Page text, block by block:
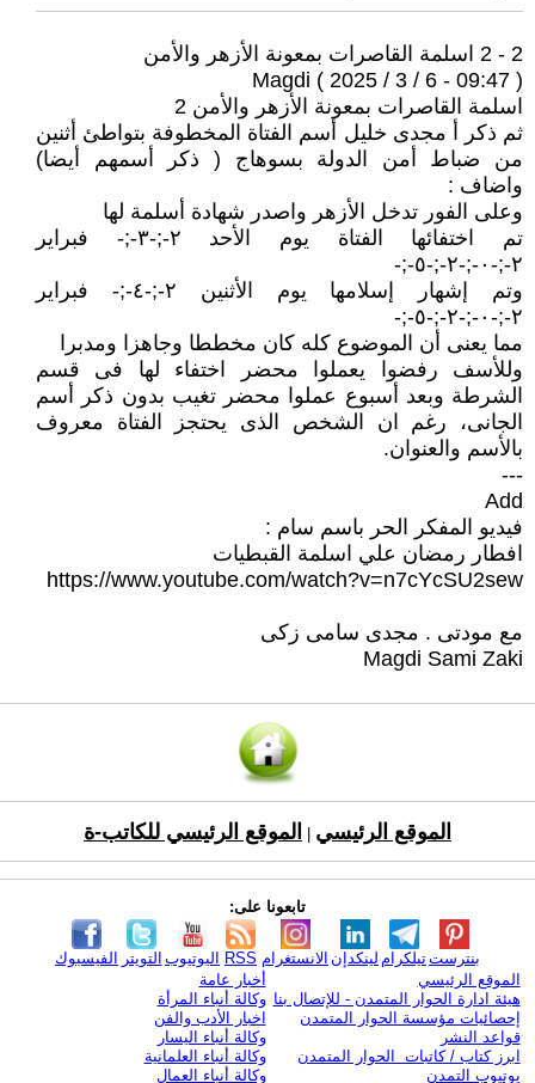
2 - 2 اسلمة القاصرات بمعونة الأزهر والأمن
Magdi ( 2025 / 3 / 6 - 09:47 )
اسلمة القاصرات بمعونة الأزهر والأمن 2
ثم ذكر أ مجدى خليل أسم الفتاة المخطوفة بتواطئ أثنين
من ضباط أمن الدولة بسوهاج ( ذكر أسمهم أيضا)
واضاف :
وعلى الفور تدخل الأزهر واصدر شهادة أسلمة لها
تم اختفائها الفتاة يوم الأحد ٢-;-٣-;- فبراير
٢-;-٠-;-٢-;-٥-;-
وتم إشهار إسلامها يوم الأثنين ٢-;-٤-;- فبراير
٢-;-٠-;-٢-;-٥-;-
مما يعنى أن الموضوع كله كان مخططا وجاهزا ومدبرا
وللأسف رفضوا يعملوا محضر اختفاء لها فى قسم
الشرطة وبعد أسبوع عملوا محضر تغيب بدون ذكر أسم
الجانى، رغم ان الشخص الذى يحتجز الفتاة معروف
بالأسم والعنوان.
---
Add
فيديو المفكر الحر باسم سام :
افطار رمضان علي اسلمة القبطيات
https://www.youtube.com/watch?v=n7cYcSU2sew
مع مودتى . مجدى سامى زكى
Magdi Sami Zaki
الموقع الرئيسي الموقع الرئيسي للكاتب-ة
تابعونا على:
الفيسبوك التويتر اليوتيوب RSS الانستغرام لينكدإن تيلكرامبنترست
الموقع الرئيسي
هيئة ادارة الحوار المتمدن - للإتصال بنا
إحصائيات مؤسسة الحوار المتمدن
قواعد النشر
ابرز كتاب / كاتبات الحوار المتمدن
يوتيوب التمدن
أخبار عامة
وكالة أنباء المرأة
اخبار الأدب والفن
وكالة أنباء اليسار
وكالة أنباء العلمانية
وكالة أنباء العمال